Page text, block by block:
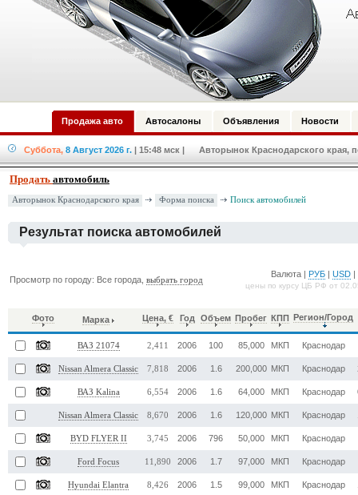
Продажа авто Автосалоны Объявления Новости
Суббота, 8 Август 2026 г. | 15:48 мск | Авторынок Краснодарского края,
Продать автомобиль
Авторынок Краснодарского края Форма поиска Поиск автомобилей
Результат поиска автомобилей
Просмотр по городу: Все города,выбрать город
Валюта | РУБ |USD |
цены по курсу ЦБ РФ от
Фото Марка Цена, € Год Объем Пробег КПП Регион/Город
ВАЗ 21074 2,411 2006 100 85,000 МКП Краснодар
Nissan Almera Classic 7,818 2006 1.6 200,000 МКП Краснодар
ВАЗ Kalina 6,554 2006 1.6 64,000 МКП Краснодар
Nissan Almera Classic 8,670 2006 1.6 120,000 МКП Краснодар
BYD FLYER II 3,745 2006 796 50,000 МКП Краснодар
Ford Focus 11,890 2006 1.7 97,000 МКП Краснодар
Hyundai Elantra 8,426 2006 1.5 99,000 МКП Краснодар